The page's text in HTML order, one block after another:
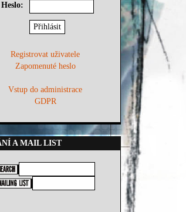
Heslo:
Registrovat uživatele
Zapomenuté heslo
Vstup do administrace
GDPR
A MAIL LIST